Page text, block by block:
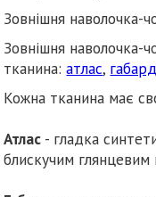
Зовнішня наволочка-
Зовнішня наволочка-
тканина:атлас,
Кожна тканина має
Атлас - гладка
блискучим глянцевим